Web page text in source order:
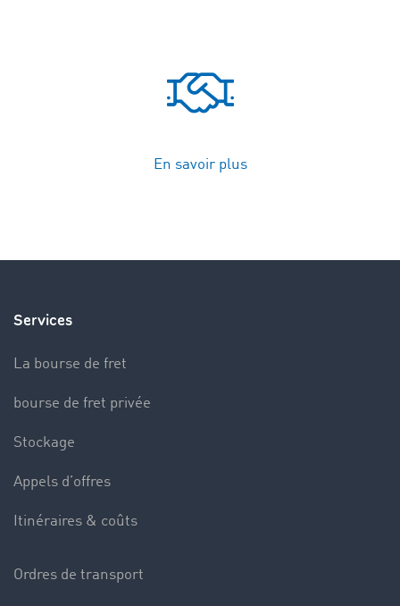
En savoir plus
Services
La bourse de fret
bourse de fret privée
Stockage
Appels d’offres
Itinéraires & coûts
Ordres de transport